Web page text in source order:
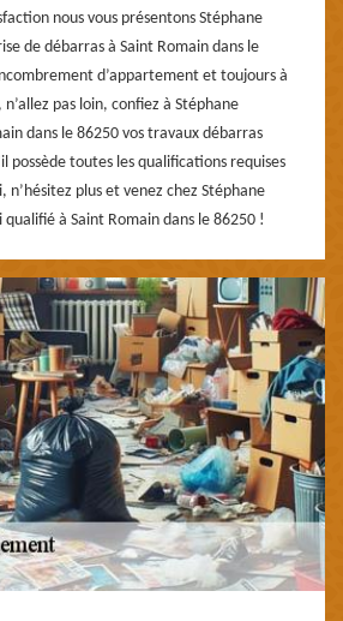
nous vous présentons Stéphane
de débarras à Saint Romain dans le
d’appartement et toujours à
pas loin, confiez à Stéphane
dans le 86250 vos travaux débarras
possède toutes les qualifications requises
n’hésitez plus et venez chez Stéphane
à Saint Romain dans le 86250 !